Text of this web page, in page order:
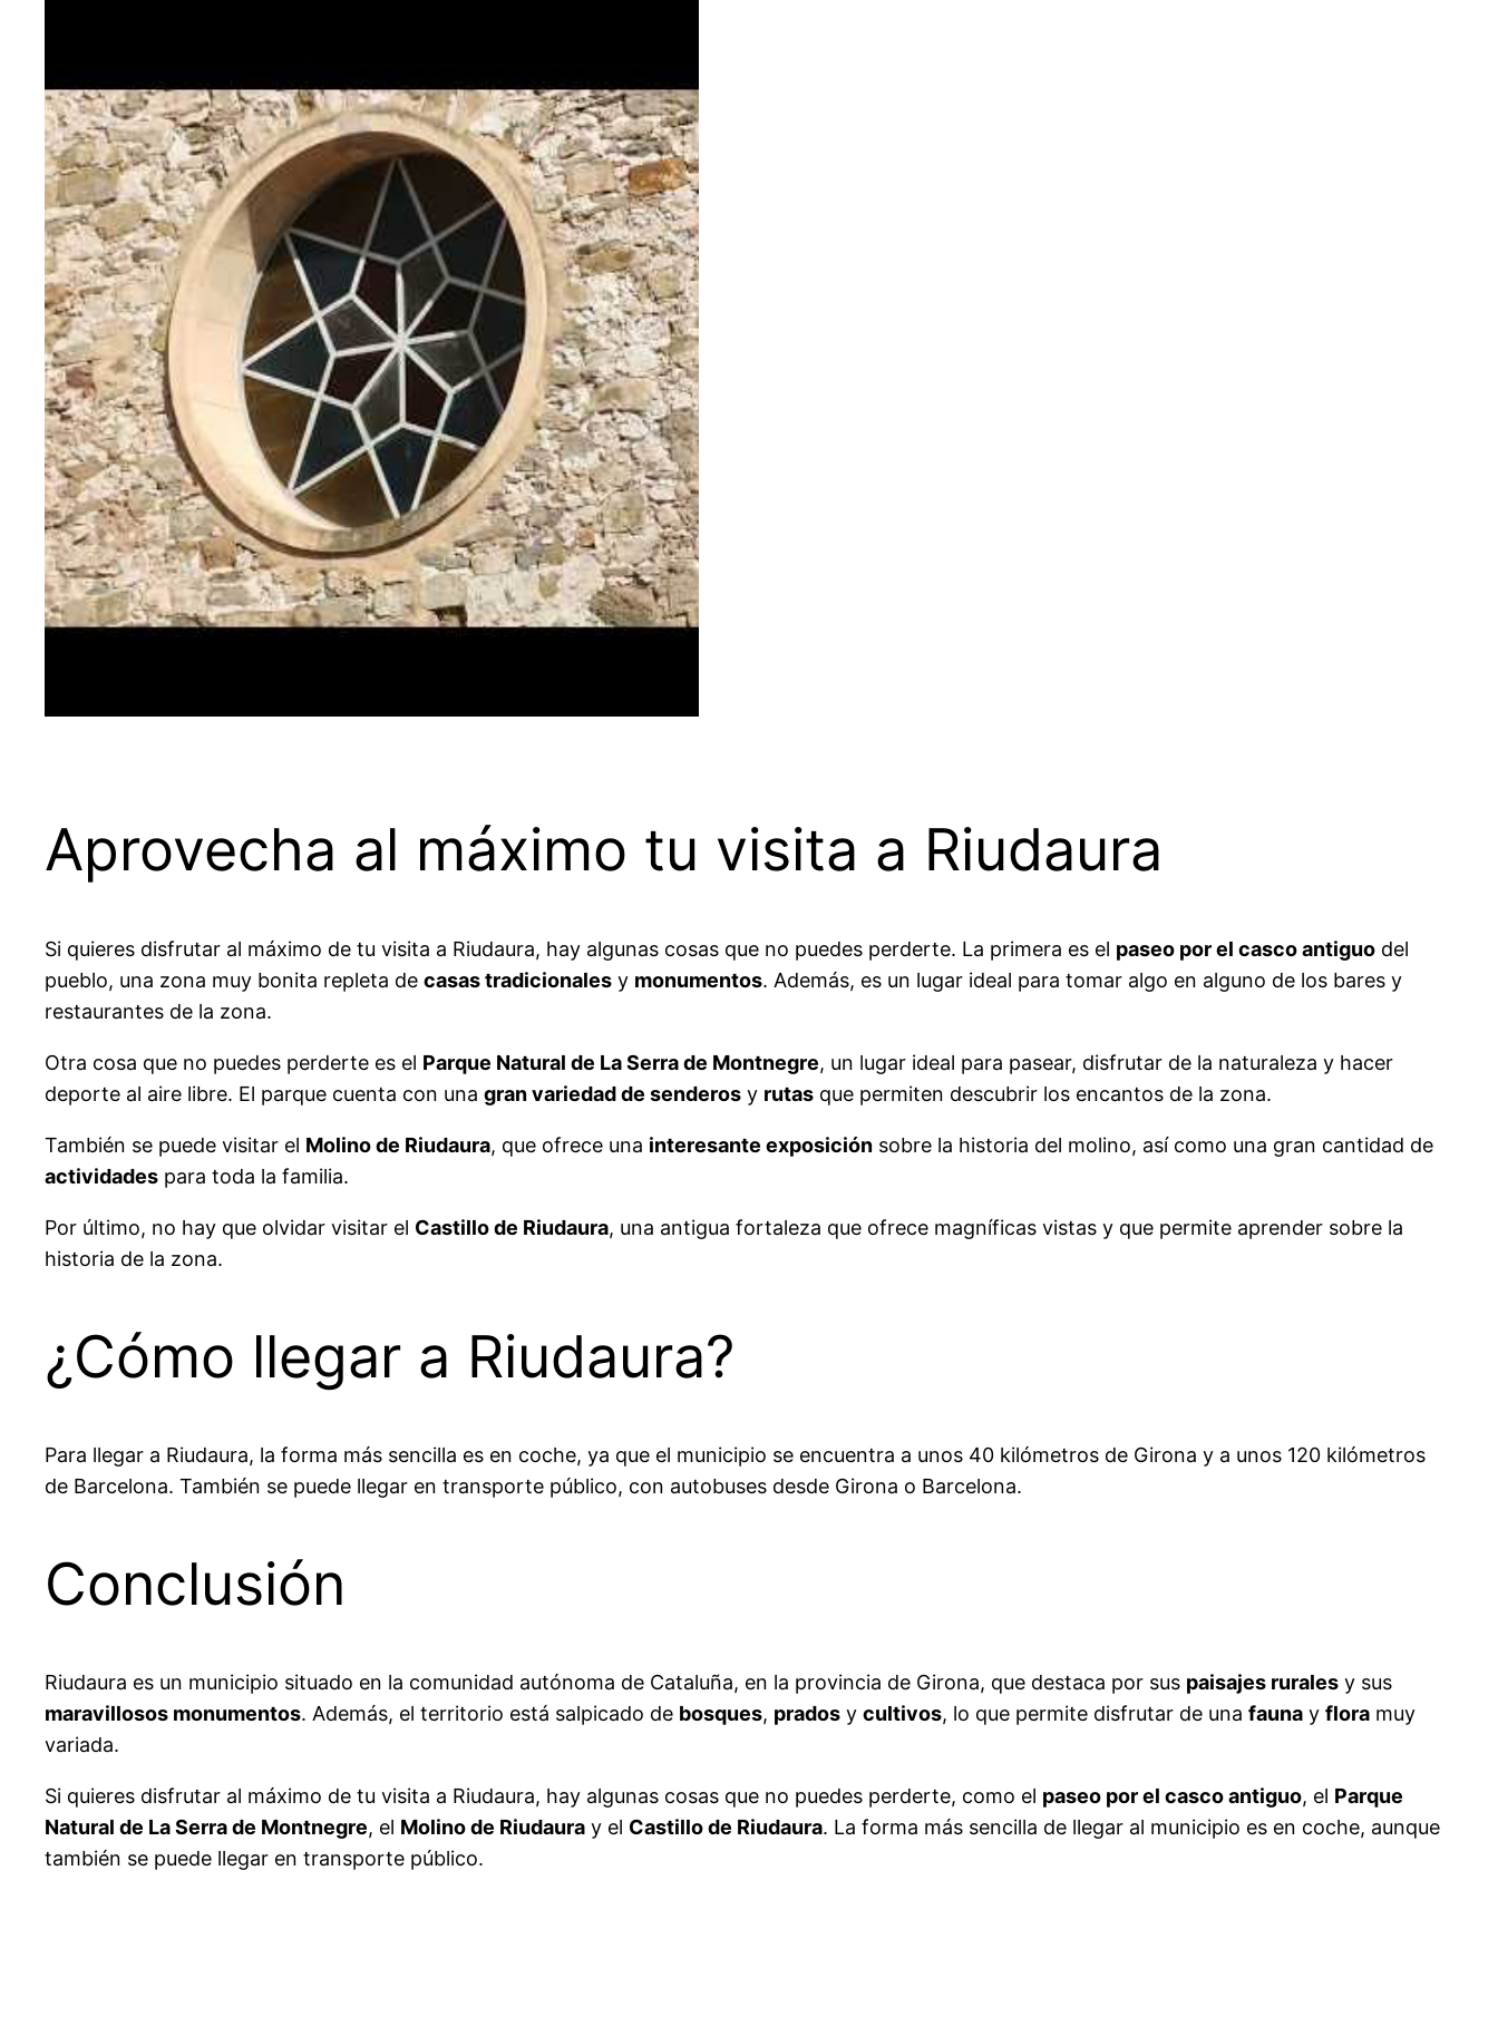
Aprovecha al máximo tu visita a Riudaura
Si quieres disfrutar al máximo de tu visita a Riudaura, hay algunas cosas que no puedes perderte. La primera es el paseo por el casco antiguo del
pueblo, una zona muy bonita repleta de casas tradicionales y monumentos. Además, es un lugar ideal para tomar algo en alguno de los bares y
restaurantes de la zona.
Otra cosa que no puedes perderte es el Parque Natural de La Serra de Montnegre, un lugar ideal para pasear, disfrutar de la naturaleza y hacer
deporte al aire libre. El parque cuenta con una gran variedad de senderos y rutas que permiten descubrir los encantos de la zona.
También se puede visitar el Molino de Riudaura, que ofrece una interesante exposición sobre la historia del molino, así como una gran cantidad de
actividades para toda la familia.
Por último, no hay que olvidar visitar el Castillo de Riudaura, una antigua fortaleza que ofrece magníficas vistas y que permite aprender sobre la
historia de la zona.
¿Cómo llegar a Riudaura?
Para llegar a Riudaura, la forma más sencilla es en coche, ya que el municipio se encuentra a unos 40 kilómetros de Girona y a unos 120 kilómetros
de Barcelona. También se puede llegar en transporte público, con autobuses desde Girona o Barcelona.
Conclusión
Riudaura es un municipio situado en la comunidad autónoma de Cataluña, en la provincia de Girona, que destaca por sus paisajes rurales y sus
maravillosos monumentos. Además, el territorio está salpicado de bosques, prados y cultivos, lo que permite disfrutar de una fauna y flora muy
variada.
Si quieres disfrutar al máximo de tu visita a Riudaura, hay algunas cosas que no puedes perderte, como el paseo por el casco antiguo, el Parque
Natural de La Serra de Montnegre, el Molino de Riudaura y el Castillo de Riudaura. La forma más sencilla de llegar al municipio es en coche, aunque
también se puede llegar en transporte público.